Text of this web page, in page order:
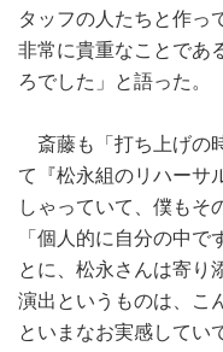
タッフの人たちと作っ
非常に貴重なことであ
ろでした」と語った。
斎藤も「打ち上げの
て『松永組のリハーサ
しゃっていて、僕もそ
「個人的に自分の中で
とに、松永さんは寄り
演出というものは、こ
といまなお実感してい